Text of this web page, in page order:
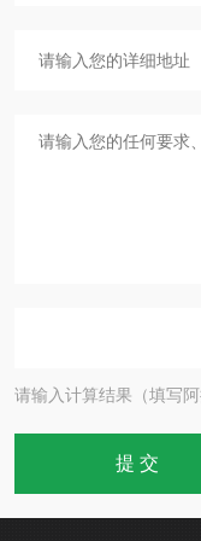
请输入计算结果（填写